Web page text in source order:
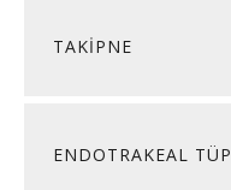
TAKİPNE
ENDOTRAKEAL TÜP